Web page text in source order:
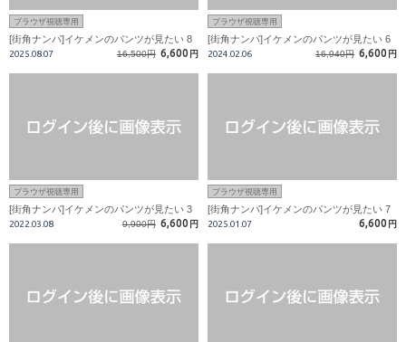
ブラウザ視聴専用
[街角ナンパ]イケメンのパンツが見たい 8
2025.08.07 16,500円 6,600 円
ブラウザ視聴専用
[街角ナンパ]イケメンのパンツが見たい 6
2024.02.06 16,940円 6,600 円
ブラウザ視聴専用
[街角ナンパ]イケメンのパンツが見たい 3
2022.03.08 9,900円 6,600 円
ブラウザ視聴専用
[街角ナンパ]イケメンのパンツが見たい 7
2025.01.07 6,600 円